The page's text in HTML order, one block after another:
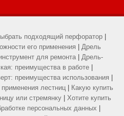
подходящий перфоратор
его применения
Дрель
для ремонта| Дрель-
преимущества в работе|
преимущества использования
лестниц|
Какую купить
или стремянку
Хотите купить
персональных данных